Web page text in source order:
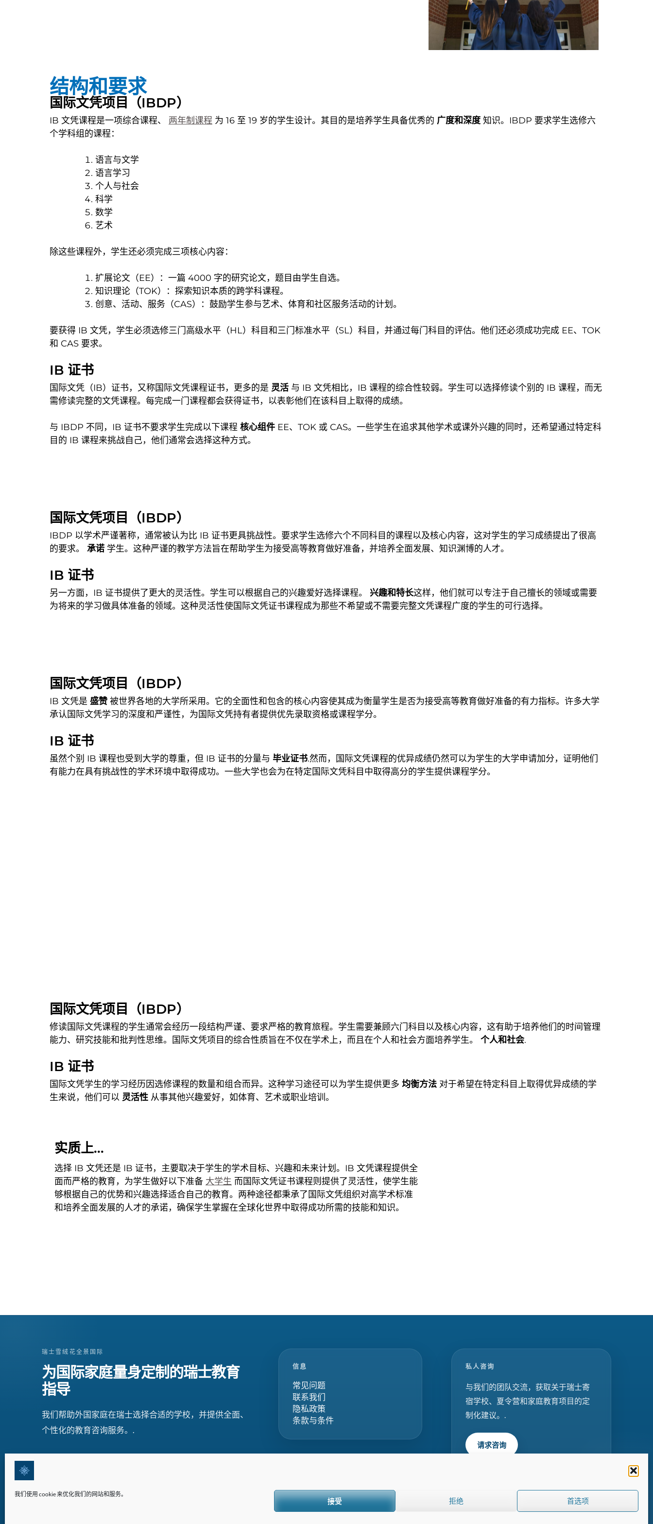
我们使用 cookie 来优化我们的网站和服务。
接受 拒绝 首选项
结构和要求
国际文凭项目（IBDP）
IB 文凭课程是一项综合课程、 两年制课程 为 16 至 19 岁的学生设计。其目的是培养学生具备优秀的 广度和深度知识。IBDP 要求学生选修六
个学科组的课程：
语言与文学
语言学习
个人与社会
科学
数学
艺术
除这些课程外，学生还必须完成三项核心内容：
扩展论文（EE）：一篇 4000 字的研究论文，题目由学生自选。
知识理论（TOK）：探索知识本质的跨学科课程。
创意、活动、服务（CAS）：鼓励学生参与艺术、体育和社区服务活动的计划。
要获得 IB 文凭，学生必须选修三门高级水平（HL）科目和三门标准水平（SL）科目，并通过每门科目的评估。他们还必须成功完成 EE、TOK
和 CAS 要求。
IB 证书
国际文凭（IB）证书，又称国际文凭课程证书，更多的是 灵活 与 IB 文凭相比，IB 课程的综合性较弱。学生可以选择修读个别的 IB 课程，而无
需修读完整的文凭课程。每完成一门课程都会获得证书，以表彰他们在该科目上取得的成绩。
与 IBDP 不同，IB 证书不要求学生完成以下课程 核心组件 EE、TOK 或 CAS。一些学生在追求其他学术或课外兴趣的同时，还希望通过特定科
目的 IB 课程来挑战自己，他们通常会选择这种方式。
国际文凭项目（IBDP）
IBDP 以学术严谨著称，通常被认为比 IB 证书更具挑战性。要求学生选修六个不同科目的课程以及核心内容，这对学生的学习成绩提出了很高
的要求。 承诺 学生。这种严谨的教学方法旨在帮助学生为接受高等教育做好准备，并培养全面发展、知识渊博的人才。
IB 证书
另一方面，IB 证书提供了更大的灵活性。学生可以根据自己的兴趣爱好选择课程。 兴趣和特长这样，他们就可以专注于自己擅长的领域或需要
为将来的学习做具体准备的领域。这种灵活性使国际文凭证书课程成为那些不希望或不需要完整文凭课程广度的学生的可行选择。
国际文凭项目（IBDP）
IB 文凭是 盛赞 被世界各地的大学所采用。它的全面性和包含的核心内容使其成为衡量学生是否为接受高等教育做好准备的有力指标。许多大学
承认国际文凭学习的深度和严谨性，为国际文凭持有者提供优先录取资格或课程学分。
IB 证书
虽然个别 IB 课程也受到大学的尊重，但 IB 证书的分量与 毕业证书.然而，国际文凭课程的优异成绩仍然可以为学生的大学申请加分，证明他们
有能力在具有挑战性的学术环境中取得成功。一些大学也会为在特定国际文凭科目中取得高分的学生提供课程学分。
国际文凭项目（IBDP）
修读国际文凭课程的学生通常会经历一段结构严谨、要求严格的教育旅程。学生需要兼顾六门科目以及核心内容，这有助于培养他们的时间管理
能力、研究技能和批判性思维。国际文凭项目的综合性质旨在不仅在学术上，而且在个人和社会方面培养学生。 个人和社会.
IB 证书
国际文凭学生的学习经历因选修课程的数量和组合而异。这种学习途径可以为学生提供更多 均衡方法 对于希望在特定科目上取得优异成绩的学
生来说，他们可以 灵活性 从事其他兴趣爱好，如体育、艺术或职业培训。
实质上...
选择 IB 文凭还是 IB 证书，主要取决于学生的学术目标、兴趣和未来计划。IB 文凭课程提供全
面而严格的教育，为学生做好以下准备 大学生 而国际文凭证书课程则提供了灵活性，使学生能
够根据自己的优势和兴趣选择适合自己的教育。两种途径都秉承了国际文凭组织对高学术标准
和培养全面发展的人才的承诺，确保学生掌握在全球化世界中取得成功所需的技能和知识。
瑞士雪绒花全景国际
为国际家庭量身定制的瑞士教育
指导
我们帮助外国家庭在瑞士选择合适的学校，并提供全面、
个性化的教育咨询服务。.
信息
常见问题
联系我们
隐私政策
条款与条件
私人咨询
与我们的团队交流，获取关于瑞士寄
宿学校、夏令营和家庭教育项目的定
制化建议。.
请求咨询